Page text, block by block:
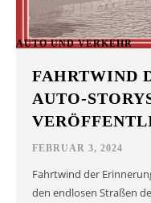
AUTO UND VERKEHR
FAHRTWIND
AUTO-
FEBRUAR 3, 2024
Fahrtwind der
den endlosen Straßen